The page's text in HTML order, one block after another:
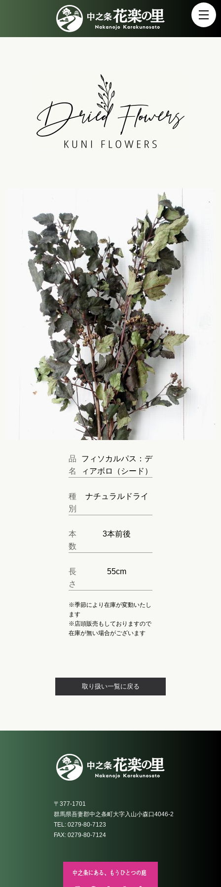
品
名
フィソカルパス：デ
ィアボロ（シード）
種
別
ナチュラルドライ
本
数
3本前後
長
さ
55cm
※季節により在庫が変動いたし
ます
※店頭販売もしておりますので
在庫が無い場合がございます
取り扱い一覧に戻る
〒377-1701
群馬県吾妻郡中之条町大字入山小森口4046-2
TEL: 0279-80-7123
FAX: 0279-80-7124